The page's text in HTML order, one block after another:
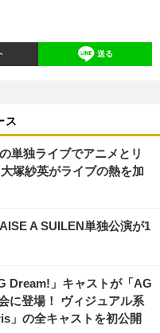
送る
ス
単独ライブでアニメとリ
塚紗英がライブの熱を加
A SUILEN単独公演が1
Dream!」キャストが「AG
に登場！ ヴィジュアル系
」の全キャストを初公開